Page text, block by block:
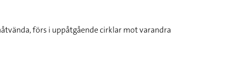
förs i uppåtgående cirklar mot varandra